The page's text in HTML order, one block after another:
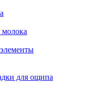
молока
для ощипа